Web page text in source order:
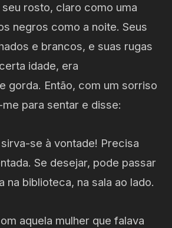
rosto, claro como uma
negros como a noite. Seus
e brancos, e suas rugas
idade, era
gorda. Então, com um sorriso
para sentar e disse:
se à vontade! Precisa
Se desejar, pode passar
na biblioteca, na sala ao lado.
aquela mulher que falava